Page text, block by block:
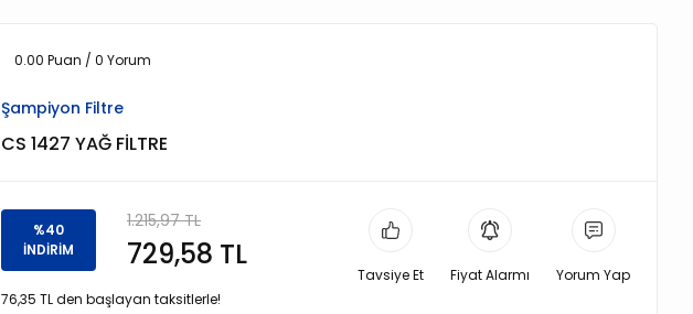
0.00 Puan / 0 Yorum
Şampiyon Filtre
CS 1427 YAĞ FİLTRE
%40
İNDİRİM
1.215,97 TL
729,58 TL
76,35 TL den başlayan taksitlerle!
Tavsiye Et Fiyat Alarmı Yorum Yap